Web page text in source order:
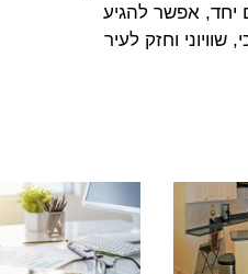
יחד, אפשר להגיע
וחזק לעיר